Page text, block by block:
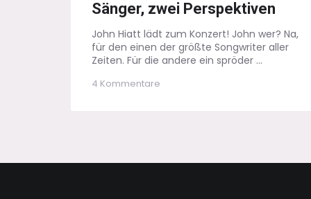
Sänger, zwei Perspektiven
John Hiatt lädt zum Konzert! John wer? Na,
für den einen der größte Songwriter aller
Zeiten. Für die andere ein spröder ...
4 Kommentare